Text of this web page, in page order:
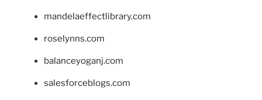
mandelaeffectlibrary.com
roselynns.com
balanceyoganj.com
salesforceblogs.com